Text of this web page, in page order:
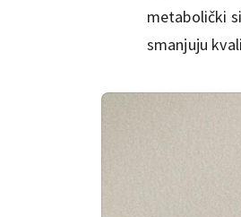
metabolički
smanjuju